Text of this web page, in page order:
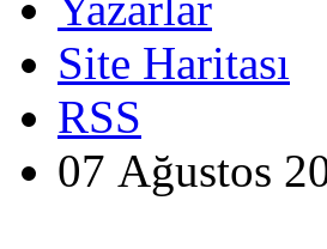
Site Haritası
RSS
07 Ağustos